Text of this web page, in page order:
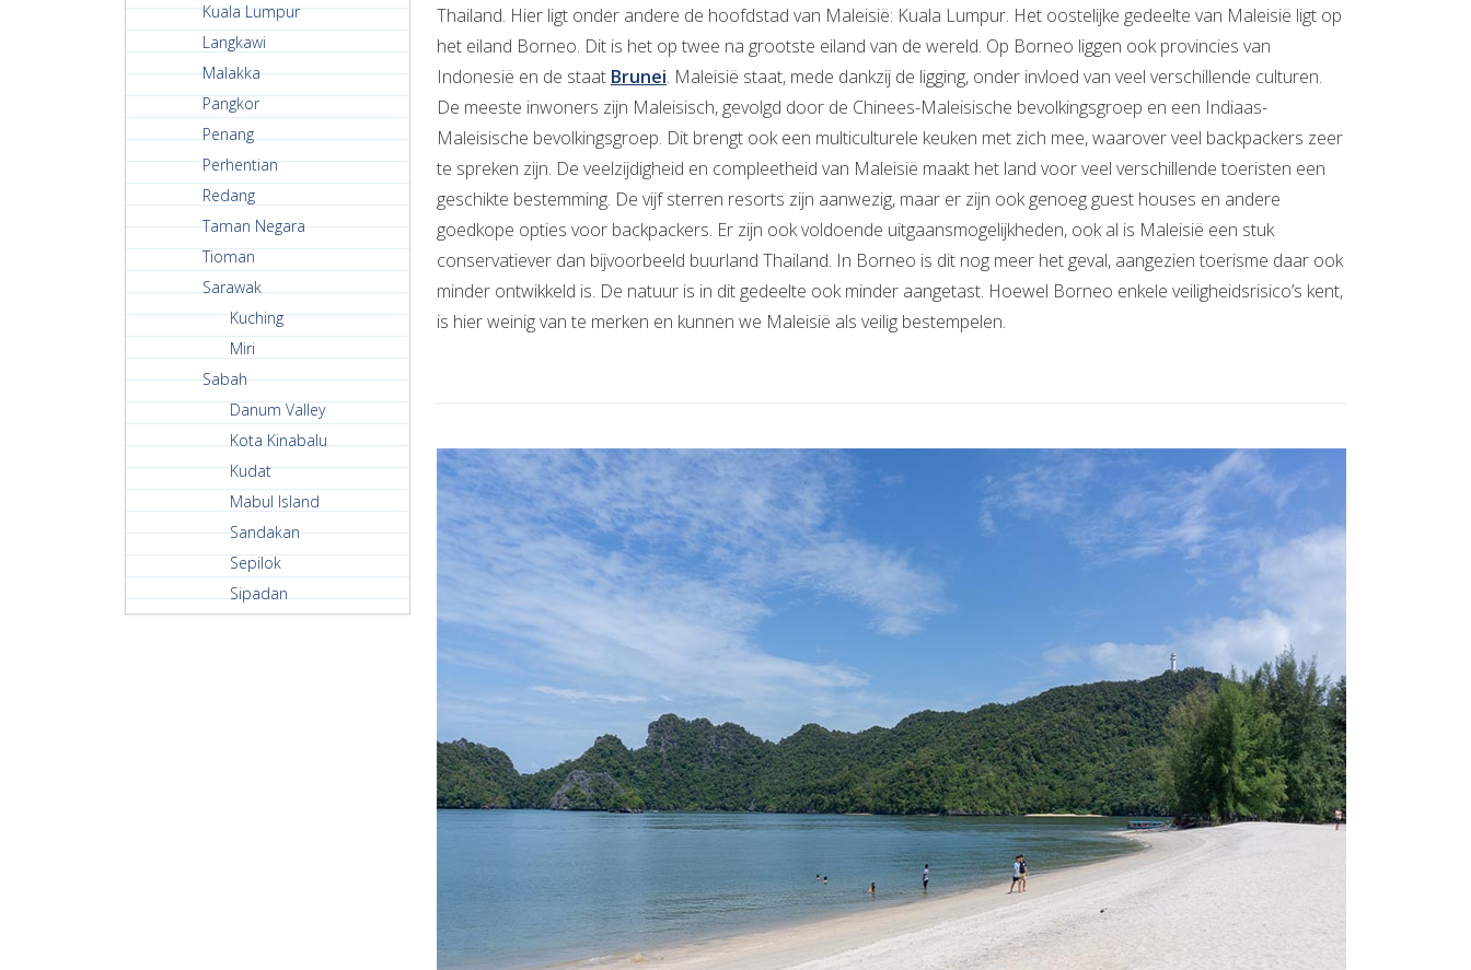
Kuala Lumpur
Langkawi
Malakka
Pangkor
Penang
Perhentian
Redang
Taman Negara
Tioman
Sarawak
Kuching
Miri
Sabah
Danum Valley
Kota Kinabalu
Kudat
Mabul Island
Sandakan
Sepilok
Sipadan
Thailand. Hier ligt onder andere de hoofdstad van Maleisië: Kuala Lumpur. Het oostelijke gedeelte van Maleisië ligt op
het eiland Borneo. Dit is het op twee na grootste eiland van de wereld. Op Borneo liggen ook provincies van
Indonesië en de staat Brunei. Maleisië staat, mede dankzij de ligging, onder invloed van veel verschillende culturen.
De meeste inwoners zijn Maleisisch, gevolgd door de Chinees-Maleisische bevolkingsgroep en een Indiaas-
Maleisische bevolkingsgroep. Dit brengt ook een multiculturele keuken met zich mee, waarover veel backpackers zeer
te spreken zijn. De veelzijdigheid en compleetheid van Maleisië maakt het land voor veel verschillende toeristen een
geschikte bestemming. De vijf sterren resorts zijn aanwezig, maar er zijn ook genoeg guest houses en andere
goedkope opties voor backpackers. Er zijn ook voldoende uitgaansmogelijkheden, ook al is Maleisië een stuk
conservatiever dan bijvoorbeeld buurland Thailand. In Borneo is dit nog meer het geval, aangezien toerisme daar ook
minder ontwikkeld is. De natuur is in dit gedeelte ook minder aangetast. Hoewel Borneo enkele veiligheidsrisico’s kent,
is hier weinig van te merken en kunnen we Maleisië als veilig bestempelen.